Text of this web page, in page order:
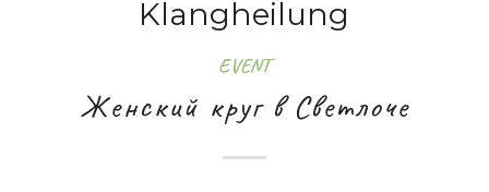
Klangheilung
EVENT
Женский круг в Светлоче